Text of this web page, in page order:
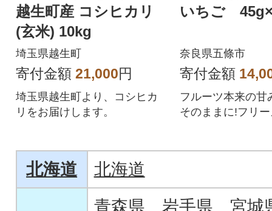
越生町産 コシヒカリ
(玄米) 10kg
埼玉県越生町
寄付金額 21,000円
埼玉県越生町より、コシヒカ
リをお届けします。
いちご
奈良県五條市
寄付金額
フルーツ本来の甘
そのままに!フリ
北海道
北海道
青森県
岩手県 宮城